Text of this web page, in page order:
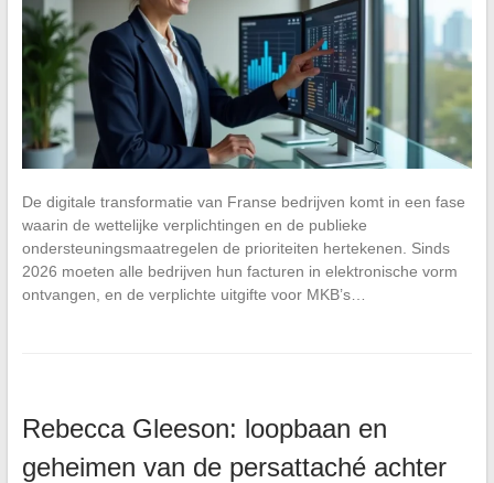
De digitale transformatie van Franse bedrijven komt in een fase
waarin de wettelijke verplichtingen en de publieke
ondersteuningsmaatregelen de prioriteiten hertekenen. Sinds
2026 moeten alle bedrijven hun facturen in elektronische vorm
ontvangen, en de verplichte uitgifte voor MKB’s…
Rebecca Gleeson: loopbaan en
geheimen van de persattaché achter